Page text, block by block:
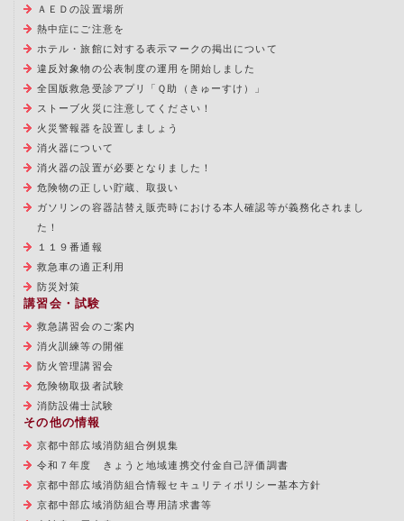
ＡＥＤの設置場所
熱中症にご注意を
ホテル・旅館に対する表示マークの掲出について
違反対象物の公表制度の運用を開始しました
全国版救急受診アプリ「Ｑ助（きゅーすけ）」
ストーブ火災に注意してください！
火災警報器を設置しましょう
消火器について
消火器の設置が必要となりました！
危険物の正しい貯蔵、取扱い
ガソリンの容器詰替え販売時における本人確認等が義務化されまし
た！
１１９番通報
救急車の適正利用
防災対策
講習会・試験
救急講習会のご案内
消火訓練等の開催
防火管理講習会
危険物取扱者試験
消防設備士試験
その他の情報
京都中部広域消防組合例規集
令和７年度 きょうと地域連携交付金自己評価調書
京都中部広域消防組合情報セキュリティポリシー基本方針
京都中部広域消防組合専用請求書等